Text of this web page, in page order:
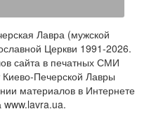
Лавра (мужской
Церкви 1991-2026.
сайта в печатных СМИ
Печерской Лавры
материалов в Интернете
www.lavra.ua.